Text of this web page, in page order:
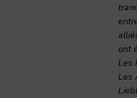
ont
Les
Les